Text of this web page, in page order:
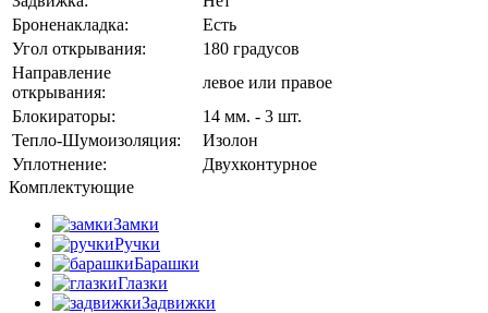
Броненакладка:
Есть
Угол открывания:
180 градусов
Направление
открывания:
левое или правое
Блокираторы:
14 мм. - 3 шт.
Тепло-Шумоизоляция:
Изолон
Уплотнение:
Двухконтурное
Комплектующие
Замки
Ручки
Барашки
Глазки
Задвижки